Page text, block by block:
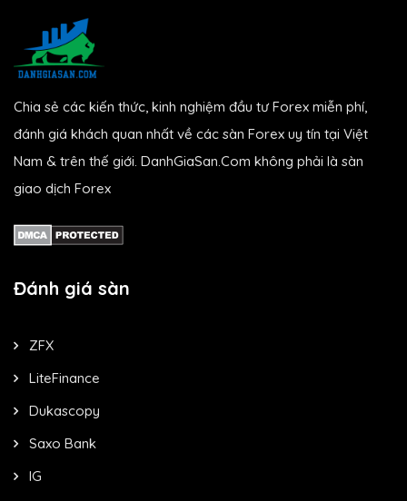
Chia sẻ các kiến thức, kinh nghiệm đầu tư Forex miễn phí,
đánh giá khách quan nhất về các sàn Forex uy tín tại Việt
Nam & trên thế giới. DanhGiaSan.Com không phải là sàn
giao dịch Forex
Đánh giá sàn
ZFX
LiteFinance
Dukascopy
Saxo Bank
IG